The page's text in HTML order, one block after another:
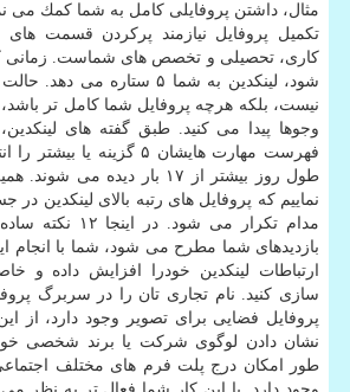
مثال، داشتن پروفایلی كامل به شما كمك می
تكمیل پروفایل نیازمند پركردن قسمت
كاری، تحصیلی و تخصص های شماست. زمانی
نیست، بلكه هرچه پروفایل شما كامل تر
وجوها پیدا می كنید. طبق گفته های
فهرست مهارت هایشان ۵ گزینه
طول روز بیشتر از ۱۷ بار دیده
نماییم كه پروفایل های رتبه بالای لینكدین
مدام تكرار می شود.
ارتباطات لینكدین خودرا افزایش داده و
سازی كنید. نام تجاری تان را در سربرگ
پروفایل فضایی برای تصویر وجود دارد، از
نشان دادن لوگوی شركت یا برند شخصی خود
طور امكان درج پلت فرم های مختلف